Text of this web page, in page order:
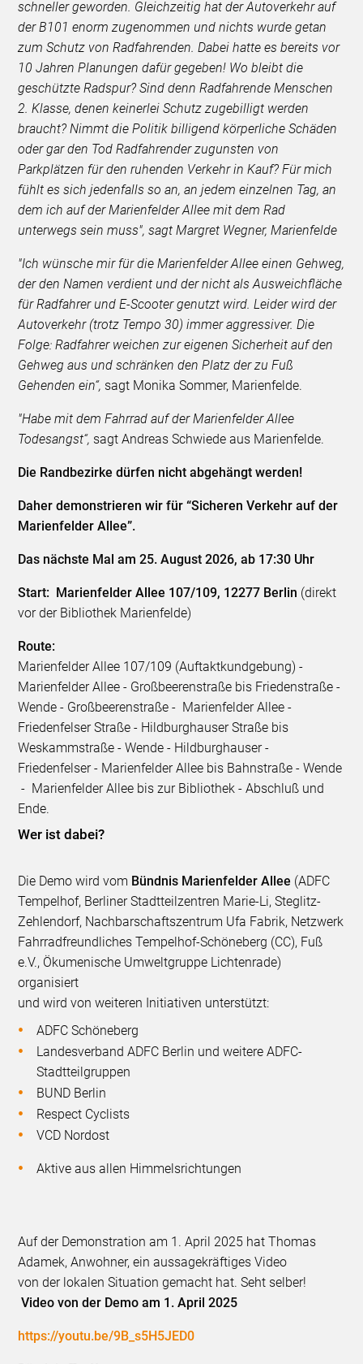
schneller geworden. Gleichzeitig hat der Autoverkehr auf
der B101 enorm zugenommen und nichts wurde getan
zum Schutz von Radfahrenden. Dabei hatte es bereits vor
10 Jahren Planungen dafür gegeben! Wo bleibt die
geschützte Radspur? Sind denn Radfahrende Menschen
2. Klasse, denen keinerlei Schutz zugebilligt werden
braucht? Nimmt die Politik billigend körperliche Schäden
oder gar den Tod Radfahrender zugunsten von
Parkplätzen für den ruhenden Verkehr in Kauf? Für mich
fühlt es sich jedenfalls so an, an jedem einzelnen Tag, an
dem ich auf der Marienfelder Allee mit dem Rad
unterwegs sein muss", sagt Margret Wegner, Marienfelde
"Ich wünsche mir für die Marienfelder Allee einen Gehweg,
der den Namen verdient und der nicht als Ausweichfläche
für Radfahrer und E-Scooter genutzt wird. Leider wird der
Autoverkehr (trotz Tempo 30) immer aggressiver. Die
Folge: Radfahrer weichen zur eigenen Sicherheit auf den
Gehweg aus und schränken den Platz der zu Fuß
Gehenden ein“, sagt Monika Sommer, Marienfelde.
"Habe mit dem Fahrrad auf der Marienfelder Allee
Todesangst“, sagt Andreas Schwiede aus Marienfelde.
Die Randbezirke dürfen nicht abgehängt werden!
Daher demonstrieren wir für “Sicheren Verkehr auf der
Marienfelder Allee”.
Das nächste Mal am 25. August 2026, ab 17:30 Uhr
Start: Marienfelder Allee 107/109, 12277 Berlin (direkt
vor der Bibliothek Marienfelde)
Route:
Marienfelder Allee 107/109 (Auftaktkundgebung) -
Marienfelder Allee - Großbeerenstraße bis Friedenstraße -
Wende - Großbeerenstraße - Marienfelder Allee -
Friedenfelser Straße - Hildburghauser Straße bis
Weskammstraße - Wende - Hildburghauser -
Friedenfelser - Marienfelder Allee bis Bahnstraße - Wende
- Marienfelder Allee bis zur Bibliothek - Abschluß und
Ende.
Wer ist dabei?
Die Demo wird vom Bündnis Marienfelder Allee (ADFC
Tempelhof, Berliner Stadtteilzentren Marie-Li, Steglitz-
Zehlendorf, Nachbarschaftszentrum Ufa Fabrik, Netzwerk
Fahrradfreundliches Tempelhof-Schöneberg (CC), Fuß
e.V., Ökumenische Umweltgruppe Lichtenrade)
organisiert
und wird von weiteren Initiativen unterstützt:
ADFC Schöneberg
Landesverband ADFC Berlin und weitere ADFC-
Stadtteilgruppen
BUND Berlin
Respect Cyclists
VCD Nordost
Aktive aus allen Himmelsrichtungen
Auf der Demonstration am 1. April 2025 hat Thomas
Adamek, Anwohner, ein aussagekräftiges Video
von der lokalen Situation gemacht hat. Seht selber!
Video von der Demo am 1. April 2025
https://youtu.be/9B_s5H5JED0